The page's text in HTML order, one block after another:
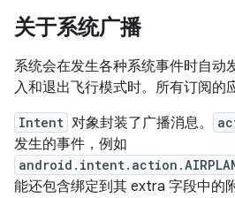
关于系统广播
系统会在发生各种系统事件时自动
入和退出飞行模式时。所有订阅的
Intent 对象封装了广播消息。
发生的事件，例如
能还包含绑定到其 extra 字段中的